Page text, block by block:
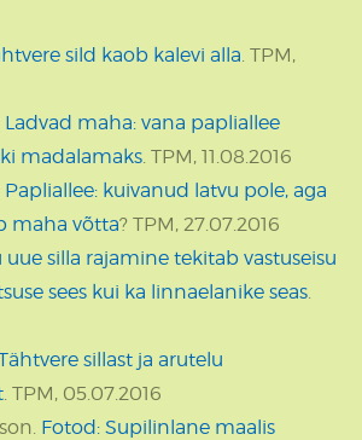
sild kaob kalevi alla. TPM,
Ladvad maha: vana papliallee
madalamaks. TPM, 11.08.2016
Papliallee: kuivanud latvu pole, aga
maha võtta? TPM, 27.07.2016
uue silla rajamine tekitab vastuseisu
sees kui ka linnaelanike seas.
sillast ja arutelu
. TPM, 05.07.2016
Fotod: Supilinlane maalis